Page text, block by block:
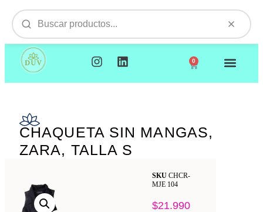
0
CHAQUETA SIN MANGAS,
ZARA, TALLA S
SKUCHCR-
MJE 104
$21.990